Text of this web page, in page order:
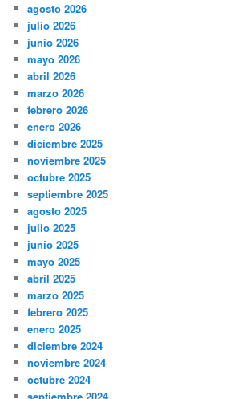
agosto 2026
julio 2026
junio 2026
mayo 2026
abril 2026
marzo 2026
febrero 2026
enero 2026
diciembre 2025
noviembre 2025
octubre 2025
septiembre 2025
agosto 2025
julio 2025
junio 2025
mayo 2025
abril 2025
marzo 2025
febrero 2025
enero 2025
diciembre 2024
noviembre 2024
octubre 2024